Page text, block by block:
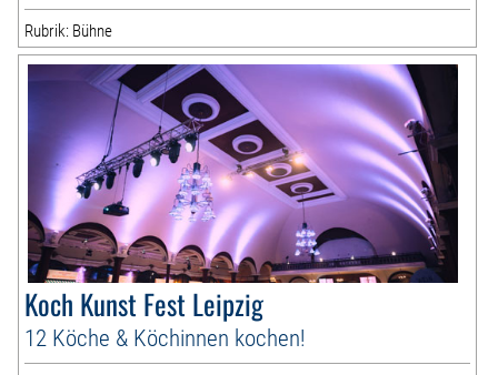
Rubrik: Bühne
Koch Kunst Fest Leipzig
12 Köche & Köchinnen kochen!